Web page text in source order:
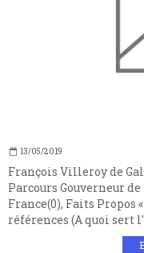
13/05/2019
François Villeroy de
Parcours Gouverneur
France(0), Faits Propos
références (A quoi sert